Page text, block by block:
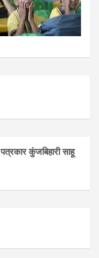
कुंजबिहारी साहू